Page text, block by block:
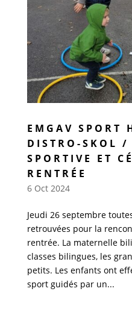
EMGAV SPORT
DISTRO-SKOL /
SPORTIVE ET
RENTRÉE
6 Oct 2024
Jeudi 26 septembre
retrouvées pour la
rentrée. La maternelle
classes bilingues, les
petits. Les enfants ont
sport guidés par un...